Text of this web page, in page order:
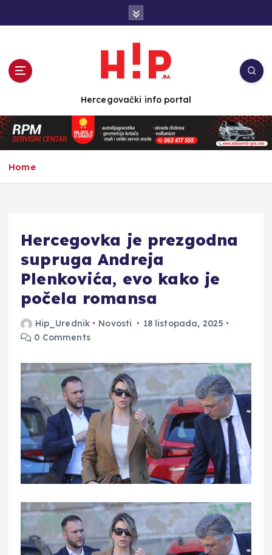
n
t
e
Hercegovački info portal
Home
Hercegovka je prezgodna
supruga Andreja
Plenkovića, evo kako je
počela romansa
Hip_Urednik Novosti
18 listopada, 2025
0 Comments